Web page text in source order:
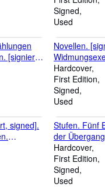
Signed
Used
[signiert,
Novellen.
Hardcover
First Edition
Signed
Used
signed].
Stufen. Fünf
der
signed]. Ost
Buchreihe
Kantorowicz
Hardcover
First Edition
Signed
Used